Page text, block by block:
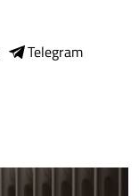
Telegram